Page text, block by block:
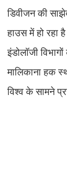
डिवीजन की
हाउस में हो रहा
इंडोलॉजी
मालिकाना हक
विश्व के सामने